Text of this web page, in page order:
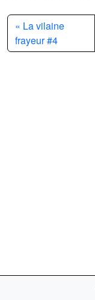
La vilaine
frayeur #4